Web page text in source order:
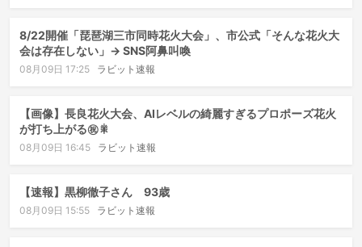
8/22開催「琵琶湖三市同時花火大会」、市公式「そんな花火大
会は存在しない」→ SNS阿鼻叫喚
08月09日 17:25 ラビット速報
【画像】長良花火大会、AIレベルの綺麗すぎるプロポーズ花火
が打ち上がる㊗🎇
08月09日 16:45 ラビット速報
【速報】黒柳徹子さん 93歳
08月09日 15:55 ラビット速報